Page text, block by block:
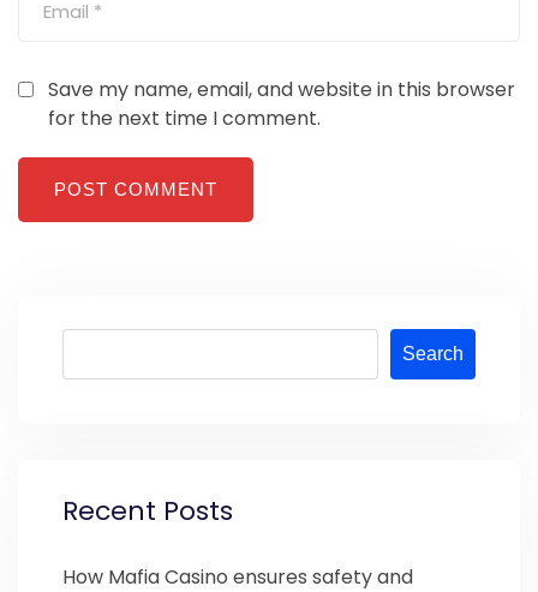
Save my name, email, and website in this browser
for the next time I comment.
Search
Recent Posts
How Mafia Casino ensures safety and